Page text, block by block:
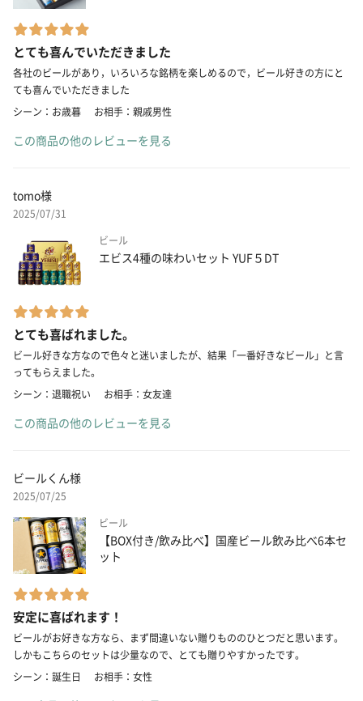
とても喜んでいただきました
各社のビールがあり，いろいろな銘柄を楽しめるので，ビール好きの方にと
ても喜んでいただきました
シーン：お歳暮
お相手：親戚男性
この商品の他のレビューを見る
tomo様
2025/07/31
ビール
エビス4種の味わいセット YUF５DT
とても喜ばれました。
ビール好きな方なので色々と迷いましたが、結果「一番好きなビール」と言
ってもらえました。
シーン：退職祝い
お相手：女友達
この商品の他のレビューを見る
ビールくん様
2025/07/25
ビール
【BOX付き/飲み比べ】国産ビール飲み比べ6本セ
ット
安定に喜ばれます！
ビールがお好きな方なら、まず間違いない贈りもののひとつだと思います。
しかもこちらのセットは少量なので、とても贈りやすかったです。
シーン：誕生日
お相手：女性